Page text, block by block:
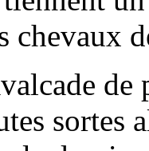
chevaux
sortes